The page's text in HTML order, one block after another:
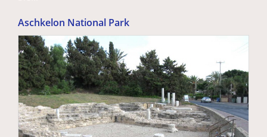
Aschkelon National Park